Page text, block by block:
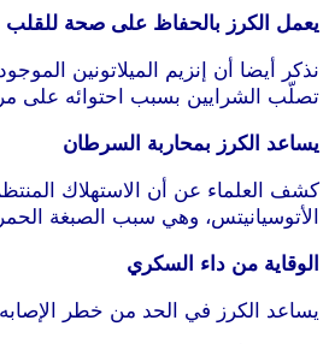
يعمل الكرز بالحفاظ على صحة للقلب
نذكر أيضا أن إنزيم الميلاتونين
تصلّب الشرايين بسبب احتوائه على
يساعد الكرز بمحاربة السرطان
الأتوسيانيتس، وهي سبب الصبغة
الوقاية من داء السكري
يساعد الكرز في الحد من خطر